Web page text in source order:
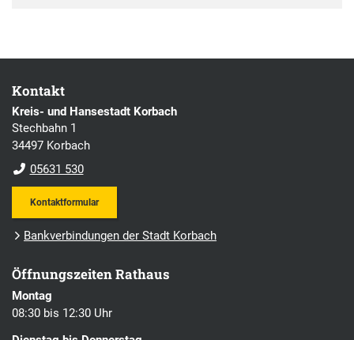
Kontakt
Kreis- und Hansestadt Korbach
Stechbahn 1
34497 Korbach
05631 530
Kontaktformular
Bankverbindungen der Stadt Korbach
Öffnungszeiten Rathaus
Montag
08:30 bis 12:30 Uhr